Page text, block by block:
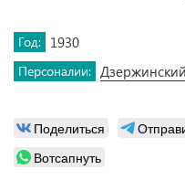
Год: 1930
Персоналии:
Поделиться
Вотсапнуть